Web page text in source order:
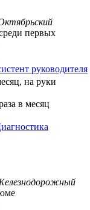
первых
руководителя
на руки
в месяц